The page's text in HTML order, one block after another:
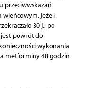
przeciwwskazań
wieńcowym, jeżeli
30 j., po
jest powrót do
wykonania
metforminy 48 godzin